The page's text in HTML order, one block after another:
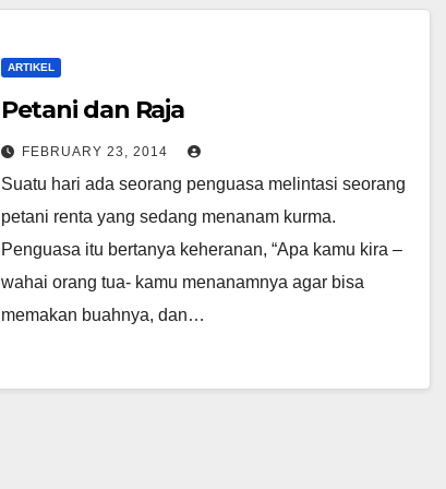
ARTIKEL
Petani dan Raja
FEBRUARY 23, 2014
Suatu hari ada seorang penguasa melintasi seorang
petani renta yang sedang menanam kurma.
Penguasa itu bertanya keheranan, “Apa kamu kira –
wahai orang tua- kamu menanamnya agar bisa
memakan buahnya, dan…